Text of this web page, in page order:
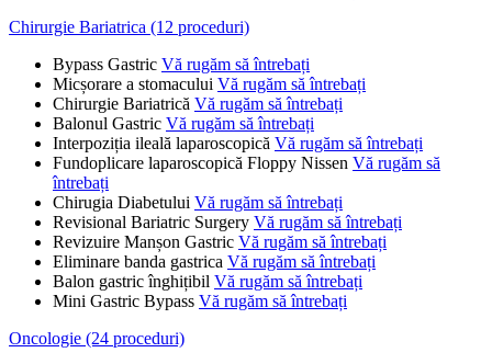
Chirurgie Bariatrica (12 proceduri)
Bypass Gastric Vă rugăm să întrebați
Micșorare a stomacului Vă rugăm să întrebați
Chirurgie Bariatrică Vă rugăm să întrebați
Balonul Gastric Vă rugăm să întrebați
Interpoziția ileală laparoscopică Vă rugăm să întrebați
Fundoplicare laparoscopică Floppy Nissen Vă rugăm să
întrebați
Chirugia Diabetului Vă rugăm să întrebați
Revisional Bariatric Surgery Vă rugăm să întrebați
Revizuire Manșon Gastric Vă rugăm să întrebați
Eliminare banda gastrica Vă rugăm să întrebați
Balon gastric înghițibil Vă rugăm să întrebați
Mini Gastric Bypass Vă rugăm să întrebați
Oncologie (24 proceduri)